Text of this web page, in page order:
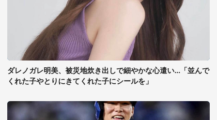
ダレノガレ明美、被災地炊き出しで細やかな心遣い...「並んで
くれた子やとりにきてくれた子にシールを」